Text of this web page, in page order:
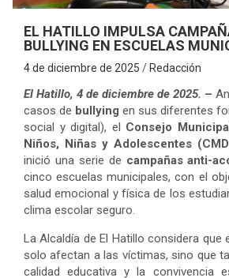
EL HATILLO IMPULSA
BULLYING EN ESCUELAS
4 de diciembre de 2025 Redacción
El Hatillo, 4 de diciembre de 2025. –
casos de bullying en sus diferentes
social y digital), el Consejo
Niños, Niñas y Adolescentes
inició una serie de campañas anti-
cinco escuelas municipales, con el
salud emocional y física de los
clima escolar seguro.
La Alcaldía de El Hatillo considera
solo afectan a las víctimas, sino que
calidad educativa y la convivencia